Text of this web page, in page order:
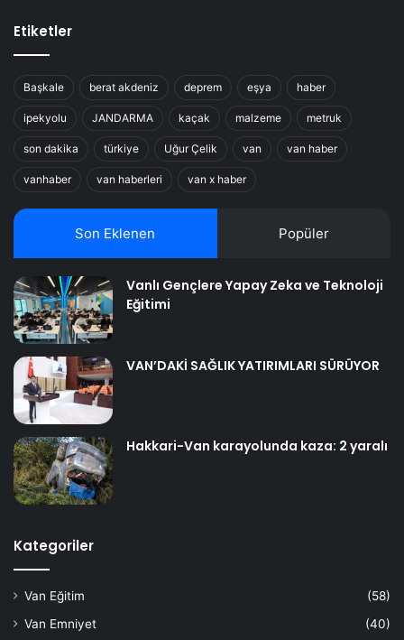
Etiketler
Başkale berat akdeniz deprem eşya haber
ipekyolu JANDARMA kaçak malzeme metruk
son dakika türkiye Uğur Çelik van van haber
vanhaber van haberleri van x haber
Son Eklenen Popüler
Vanlı Gençlere Yapay Zeka ve Teknoloji
Eğitimi
VAN’DAKİ SAĞLIK YATIRIMLARI SÜRÜYOR
Hakkari-Van karayolunda kaza: 2 yaralı
Kategoriler
Van Eğitim
(58)
Van Emniyet
(40)